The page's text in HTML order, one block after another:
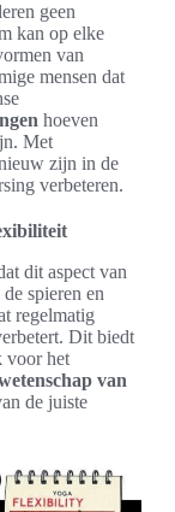
geen
kan op elke
van
mensen dat
hoeven
Met
zijn in de
verbeteren.
dit aspect van
spieren en
regelmatig
Dit biedt
voor het
van
de juiste